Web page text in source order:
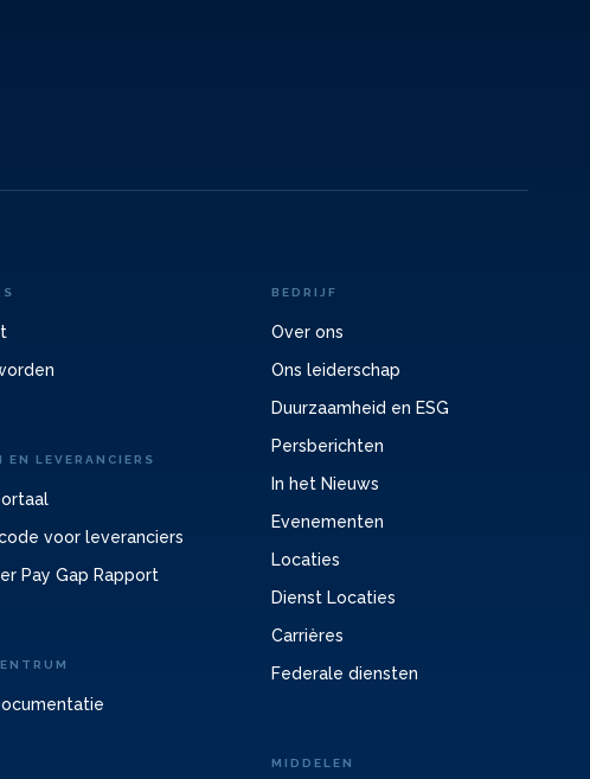
EN LEVERANCIERS
voor leveranciers
Pay Gap Rapport
BEDRIJF
Over ons
Ons leiderschap
Duurzaamheid en ESG
Persberichten
In het Nieuws
Evenementen
Locaties
Dienst Locaties
Carrières
Federale diensten
MIDDELEN